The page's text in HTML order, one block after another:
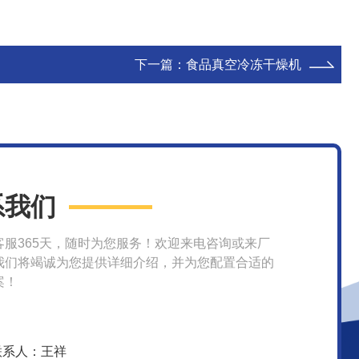
下一篇： 食品真空冷冻干燥机
们
服365天，随时为您服务！欢迎来电咨询或来厂
们将竭诚为您提供详细介绍，并为您配置合适的
系人：王祥